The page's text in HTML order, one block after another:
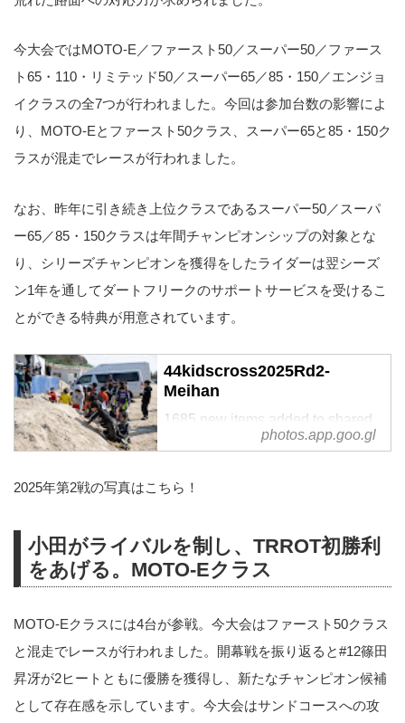
今大会ではMOTO-E／ファースト50／スーパー50／ファース
ト65・110・リミテッド50／スーパー65／85・150／エンジョ
イクラスの全7つが行われました。今回は参加台数の影響によ
り、MOTO-Eとファースト50クラス、スーパー65と85・150ク
ラスが混走でレースが行われました。
なお、昨年に引き続き上位クラスであるスーパー50／スーパ
ー65／85・150クラスは年間チャンピオンシップの対象とな
り、シリーズチャンピオンを獲得をしたライダーは翌シーズ
ン1年を通してダートフリークのサポートサービスを受けるこ
とができる特典が用意されています。
44kidscross2025Rd2-
Meihan
1685 new items added to shared
photos.app.goo.gl
2025年第2戦の写真はこちら！
小田がライバルを制し、TRROT初勝利
をあげる。MOTO-Eクラス
MOTO-Eクラスには4台が参戦。今大会はファースト50クラス
と混走でレースが行われました。開幕戦を振り返ると#12篠田
昇冴が2ヒートともに優勝を獲得し、新たなチャンピオン候補
として存在感を示しています。今大会はサンドコースへの攻